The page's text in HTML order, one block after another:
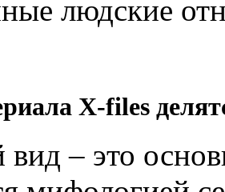
людские
X-files
– это